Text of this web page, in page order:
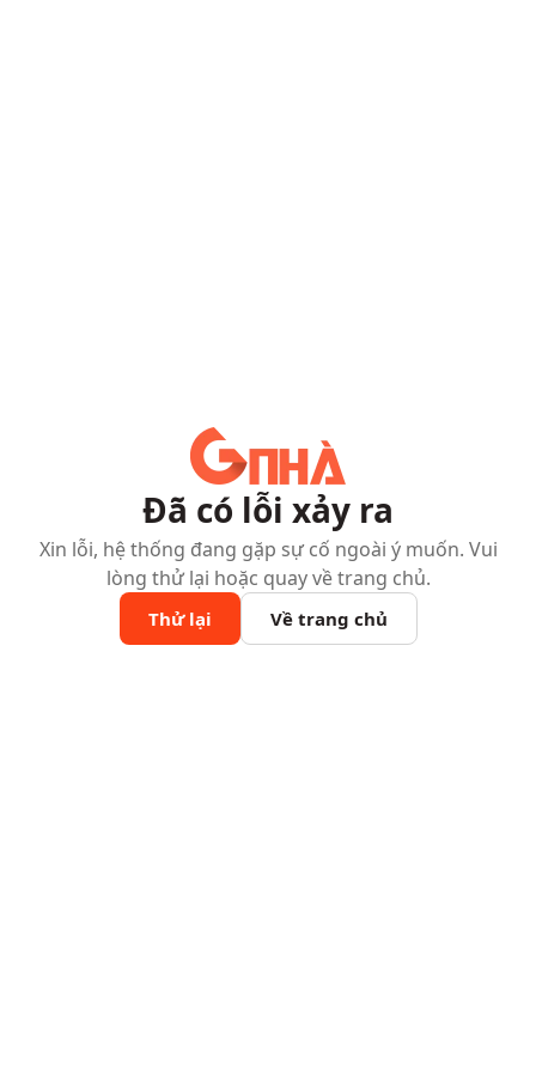
Đã có lỗi xảy ra
Xin lỗi, hệ thống đang gặp sự cố ngoài ý muốn. Vui
lòng thử lại hoặc quay về trang chủ.
Thử lại Về trang chủ